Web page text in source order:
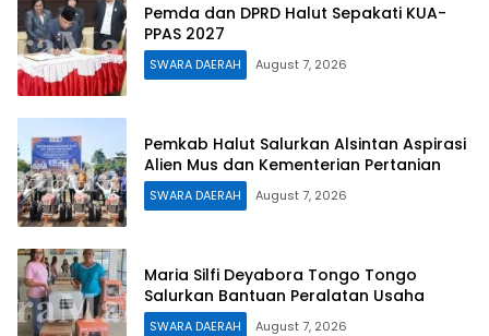
Pemda dan DPRD Halut Sepakati KUA-
PPAS 2027
SWARA DAERAH August 7, 2026
Pemkab Halut Salurkan Alsintan Aspirasi
Alien Mus dan Kementerian Pertanian
SWARA DAERAH August 7, 2026
Maria Silfi Deyabora Tongo Tongo
Salurkan Bantuan Peralatan Usaha
SWARA DAERAH August 7, 2026